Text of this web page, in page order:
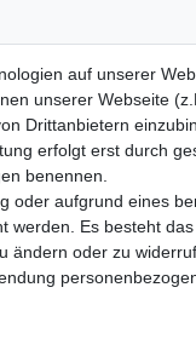
auf unserer
unserer Webseite
Drittanbietern
erfolgt erst durch
benennen.
oder aufgrund eines
werden. Es besteht
ändern oder zu